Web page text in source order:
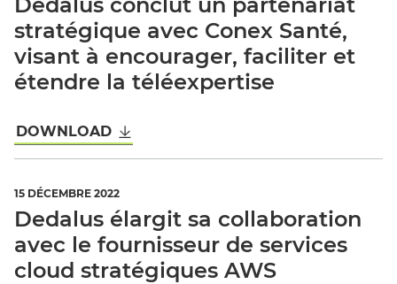
stratégique avec Conex Santé,
visant à encourager, faciliter et
étendre la téléexpertise
DOWNLOAD
15 DÉCEMBRE 2022
Dedalus élargit sa collaboration
avec le fournisseur de services
cloud stratégiques AWS